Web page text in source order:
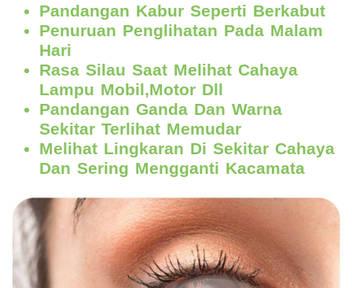
Pandangan Kabur Seperti Berkabut
Penuruan Penglihatan Pada Malam
Hari
Rasa Silau Saat Melihat Cahaya
Lampu Mobil,Motor Dll
Pandangan Ganda Dan Warna
Sekitar Terlihat Memudar
Melihat Lingkaran Di Sekitar Cahaya
Dan Sering Mengganti Kacamata